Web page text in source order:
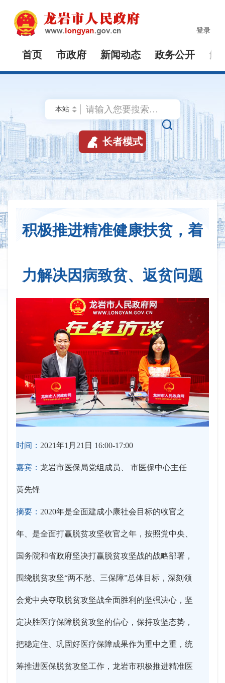
登录
首页 市政府 新闻动态 政务公开 解

 长者模式
积极推进精准健康扶贫，着
力解决因病致贫、返贫问题
时间： 2021年1月21日 16:00-17:00
嘉宾： 龙岩市医保局党组成员、 市医保中心主任
黄先锋
摘要： 2020年是全面建成小康社会目标的收官之
年、是全面打赢脱贫攻坚收官之年，按照党中央、
国务院和省政府坚决打赢脱贫攻坚战的战略部署，
围绕脱贫攻坚“两不愁、三保障”总体目标，深刻领
会党中央夺取脱贫攻坚战全面胜利的坚强决心，坚
定决胜医疗保障脱贫攻坚的信心，保持攻坚态势，
把稳定住、巩固好医疗保障成果作为重中之重，统
筹推进医保脱贫攻坚工作，龙岩市积极推进精准医